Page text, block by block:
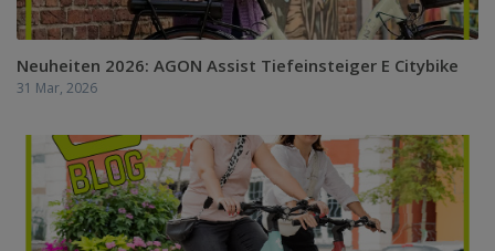
Neuheiten 2026: AGON Assist Tiefeinsteiger E Citybike
31 Mar, 2026